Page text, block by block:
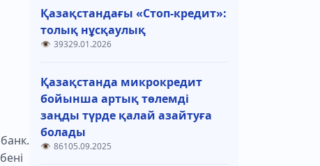
Қазақстандағы «Стоп-кредит»:
толық нұсқаулық
39329.01.2026
Қазақстанда микрокредит
бойынша артық төлемді
заңды түрде қалай азайтуға
болады
86105.09.2025